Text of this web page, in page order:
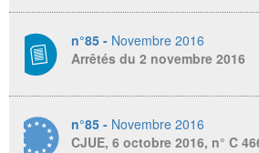
n°85 - Novembre 2016
Arrêtés du 2 novembre 2016
n°85 - Novembre 2016
CJUE, 6 octobre 2016, n° C